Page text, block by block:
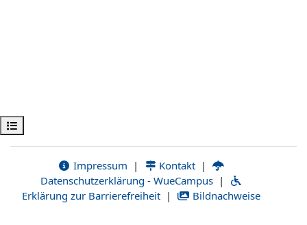
Kursindex öffnen
Impressum | Kontakt |
Datenschutzerklärung - WueCampus |
Erklärung zur Barrierefreiheit | Bildnachweise